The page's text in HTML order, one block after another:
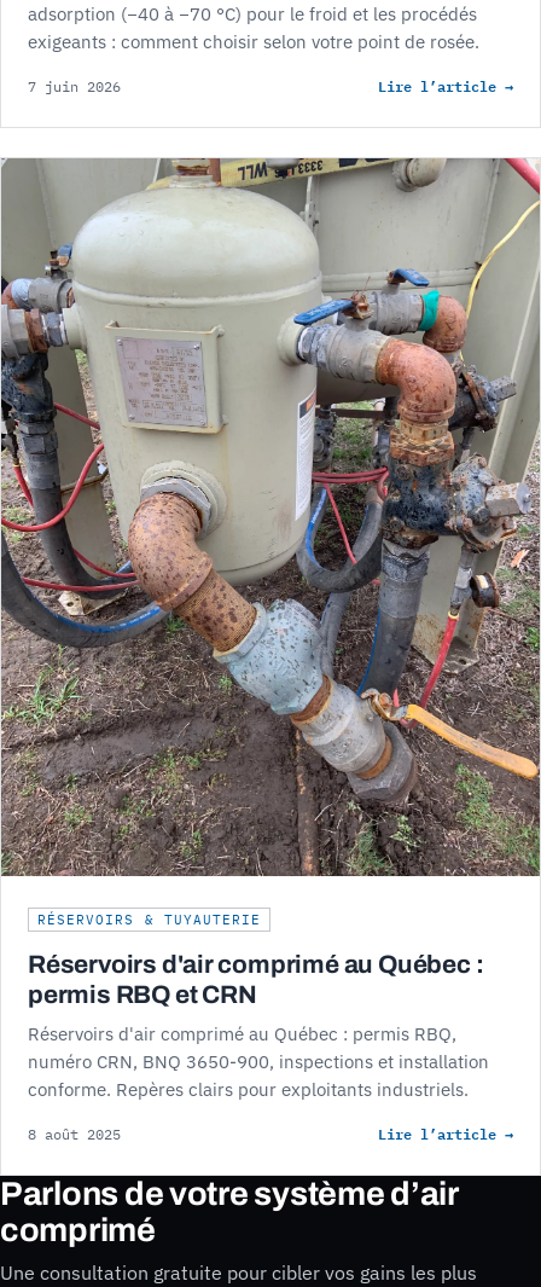
adsorption (−40 à −70 °C) pour le froid et les procédés
exigeants : comment choisir selon votre point de rosée.
7 juin 2026 Lire l’article →
RÉSERVOIRS & TUYAUTERIE
Réservoirs d'air comprimé au Québec :
permis RBQ et CRN
Réservoirs d'air comprimé au Québec : permis RBQ,
numéro CRN, BNQ 3650-900, inspections et installation
conforme. Repères clairs pour exploitants industriels.
8 août 2025 Lire l’article →
Parlons de votre système d’air
comprimé
Une consultation gratuite pour cibler vos gains les plus